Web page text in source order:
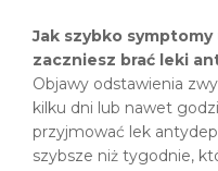
Jak szybko
zaczniesz brać leki
Objawy odstawienia
kilku dni lub nawet
przyjmować lek
szybsze niż tygodnie,